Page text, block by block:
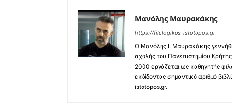
Μανόλης Μαυρακάκης
https://filologikos-istotopos.gr
Ο Μανόλης I. Μαυρακάκης
σχολής του Πανεπιστημίου
2000 εργάζεται ως καθηγητής
εκδίδοντας σημαντικό αριθμό
istotopos.gr.